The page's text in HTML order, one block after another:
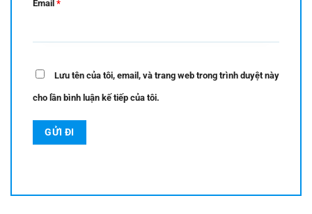
Email *
Lưu tên của tôi, email, và trang web trong trình duyệt này
cho lần bình luận kế tiếp của tôi.